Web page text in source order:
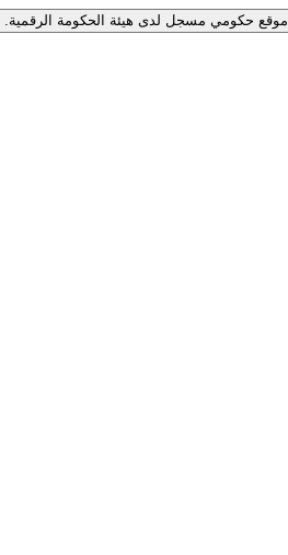
موقع حكومي مسجل لدى هيئة الحكومة الرقمية.